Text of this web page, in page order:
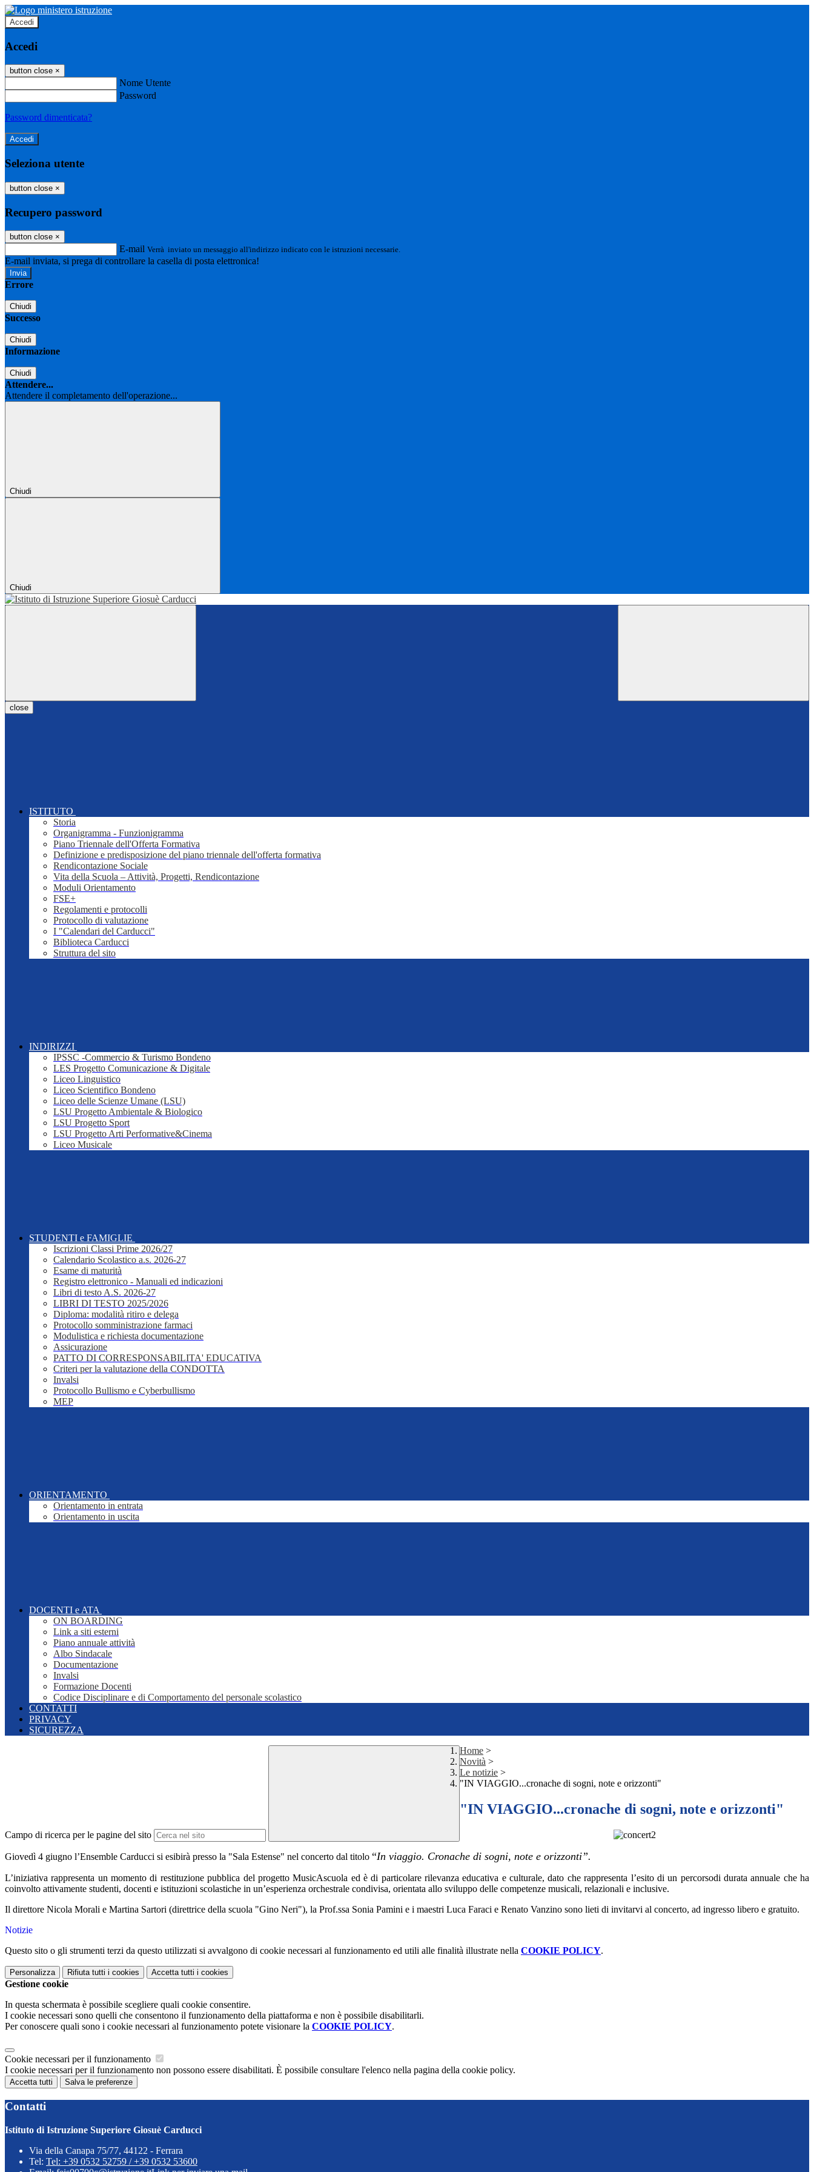
Accedi
Accedi
button close ×
Nome Utente
Password
Password dimenticata?
Seleziona utente
button close ×
Recupero password
button close ×
E-mail Verrà inviato un messaggio all'indirizzo indicato con le istruzioni necessarie.
E-mail inviata, si prega di controllare la casella di posta elettronica!
Errore
Chiudi
Successo
Chiudi
Informazione
Chiudi
Attendere...
Attendere il completamento dell'operazione...
Chiudi
Chiudi
close
ISTITUTO
Storia
Organigramma - Funzionigramma
Piano Triennale dell'Offerta Formativa
Definizione e predisposizione del piano triennale dell'offerta formativa
Rendicontazione Sociale
Vita della Scuola – Attività, Progetti, Rendicontazione
Moduli Orientamento
FSE+
Regolamenti e protocolli
Protocollo di valutazione
I "Calendari del Carducci"
Biblioteca Carducci
Struttura del sito
INDIRIZZI
IPSSC -Commercio & Turismo Bondeno
LES Progetto Comunicazione & Digitale
Liceo Linguistico
Liceo Scientifico Bondeno
Liceo delle Scienze Umane (LSU)
LSU Progetto Ambientale & Biologico
LSU Progetto Sport
LSU Progetto Arti Performative&Cinema
Liceo Musicale
STUDENTI e FAMIGLIE
Iscrizioni Classi Prime 2026/27
Calendario Scolastico a.s. 2026-27
Esame di maturità
Registro elettronico - Manuali ed indicazioni
Libri di testo A.S. 2026-27
LIBRI DI TESTO 2025/2026
Diploma: modalità ritiro e delega
Protocollo somministrazione farmaci
Modulistica e richiesta documentazione
Assicurazione
PATTO DI CORRESPONSABILITA' EDUCATIVA
Criteri per la valutazione della CONDOTTA
Invalsi
Protocollo Bullismo e Cyberbullismo
MEP
ORIENTAMENTO
Orientamento in entrata
Orientamento in uscita
DOCENTI e ATA
ON BOARDING
Link a siti esterni
Piano annuale attività
Albo Sindacale
Documentazione
Invalsi
Formazione Docenti
Codice Disciplinare e di Comportamento del personale scolastico
CONTATTI
PRIVACY
SICUREZZA
Campo di ricerca per le pagine del sito
Home >
Novità >
Le notizie >
"IN VIAGGIO...cronache di sogni, note e orizzonti"
"IN VIAGGIO...cronache di sogni, note e orizzonti"
Giovedì 4 giugno l’Ensemble Carducci si esibirà presso la "Sala Estense" nel concerto dal titolo “In viaggio. Cronache di sogni, note e orizzonti”.
L’iniziativa rappresenta un momento di restituzione pubblica del progetto MusicAscuola ed èdi particolare rilevanza educativa e culturale, dato che rappresenta l’esito di un percorsodi durata annuale che ha
coinvolto attivamente studenti, docenti e istituzioni scolastiche in un’esperienza orchestrale condivisa, orientata allo sviluppo delle competenze musicali, relazionali e inclusive.
Il direttore Nicola Morali e Martina Sartori (direttrice della scuola "Gino Neri"), la Prof.ssa Sonia Pamini e i maestri Luca Faraci e Renato Vanzino sono lieti di invitarvi al concerto, ad ingresso libero e gratuito.
Notizie
Questo sito o gli strumenti terzi da questo utilizzati si avvalgono di cookie necessari al funzionamento ed utili alle finalità illustrate nella COOKIE POLICY.
Personalizza Rifiuta tutti i cookies Accetta tutti i cookies
Gestione cookie
In questa schermata è possibile scegliere quali cookie consentire.
I cookie necessari sono quelli che consentono il funzionamento della piattaforma e non è possibile disabilitarli.
Per conoscere quali sono i cookie necessari al funzionamento potete visionare la COOKIE POLICY.
Cookie necessari per il funzionamento
I cookie necessari per il funzionamento non possono essere disabilitati. È possibile consultare l'elenco nella pagina della cookie policy.
Accetta tutti Salva le preferenze
Contatti
Istituto di Istruzione Superiore Giosuè Carducci
Via della Canapa 75/77, 44122 - Ferrara
Tel: Tel: +39 0532 52759 / +39 0532 53600